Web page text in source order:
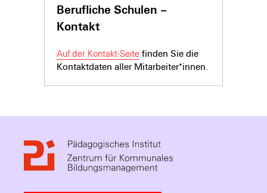
Berufliche Schulen –
Kontakt
Auf der Kontakt-Seite finden Sie die
Kontaktdaten aller Mitarbeiter*innen.